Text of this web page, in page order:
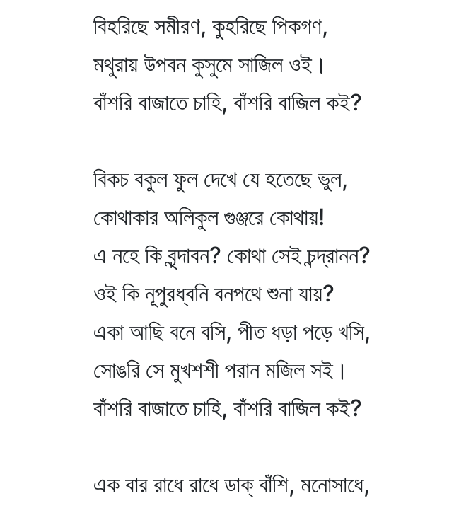
বিহরিছে সমীরণ, কুহরিছে পিকগণ,
মথুরায় উপবন কুসুমে সাজিল ওই।
বাঁশরি বাজাতে চাহি, বাঁশরি বাজিল কই?
বিকচ বকুল ফুল দেখে যে হতেছে ভুল,
কোথাকার অলিকুল গুঞ্জরে কোথায়!
এ নহে কি বৃন্দাবন? কোথা সেই চন্দ্রানন?
ওই কি নূপুরধ্বনি বনপথে শুনা যায়?
একা আছি বনে বসি, পীত ধড়া পড়ে খসি,
সোঙরি সে মুখশশী পরান মজিল সই।
বাঁশরি বাজাতে চাহি, বাঁশরি বাজিল কই?
এক বার রাধে রাধে ডাক্‌ বাঁশি, মনোসাধে,